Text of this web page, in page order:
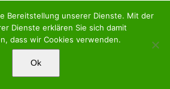
Bereitstellung unserer Dienste. Mit der
Dienste erklären Sie sich damit
dass wir Cookies verwenden.
Ok